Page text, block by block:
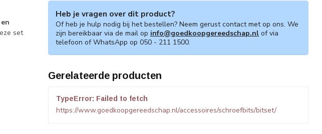
set
Heb je vragen over dit product?
Of heb je hulp nodig bij het bestellen? Neem gerust contact met op ons. We
zijn bereikbaar via de mail op info@goedkoopgereedschap.nl of via
telefoon of WhatsApp op 050 - 211 1500.
Gerelateerde producten
TypeError: Failed to fetch
https://www.goedkoopgereedschap.nl/accessoires/schroefbits/bitset/